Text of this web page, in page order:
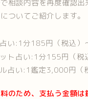
相談内容を再度確認
ついてご紹介します。
い:1分185円（税込）
ト占い:1分155円（税
占い:1鑑定3,000円（
のため、支払う金額